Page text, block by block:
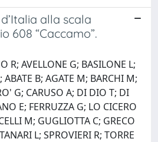
alla scala
608 “Caccamo”.
R; AVELLONE G; BASILONE L;
B; AGATE M; BARCHI M;
G; CARUSO A; DI DIO T; DI
E; FERRUZZA G; LO CICERO
M; GUGLIOTTA C; GRECO
L; SPROVIERI R; TORRE